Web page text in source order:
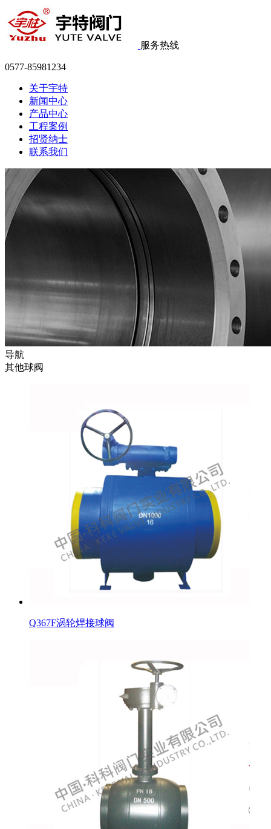
服务热线
0577-85981234
关于宇特
新闻中心
产品中心
工程案例
招贤纳士
联系我们
导航
其他球阀
Q367F涡轮焊接球阀